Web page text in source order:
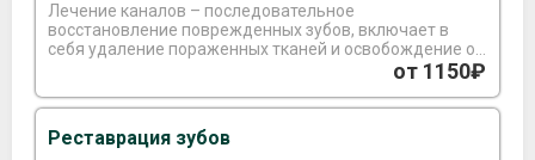
Лечение каналов – последовательное
восстановление поврежденных зубов, включает в
себя удаление пораженных тканей и освобождение от
микроорганизмов. После проведения дезинфекции
запломбирование, что может потребовать от 2 до 3
от 1150₽
Реставрация зубов